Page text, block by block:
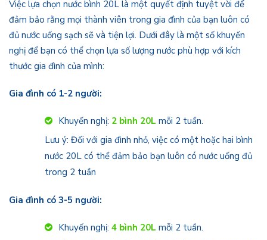
Việc lựa chọn nước bình 20L là một quyết định tuyệt vời để
đảm bảo rằng mọi thành viên trong gia đình của bạn luôn có
đủ nước uống sạch sẽ và tiện lợi. Dưới đây là một số khuyến
nghị để bạn có thể chọn lựa số lượng nước phù hợp với kích
thước gia đình của mình:
Gia đình có 1-2 người:
Khuyến nghị: 2 bình 20L mỗi 2 tuần.
Lưu ý: Đối với gia đình nhỏ, việc có một hoặc hai bình
nước 20L có thể đảm bảo bạn luôn có nước uống đủ
trong 2 tuần
Gia đình có 3-5 người:
Khuyến nghị: 4 bình 20L mỗi 2 tuần.